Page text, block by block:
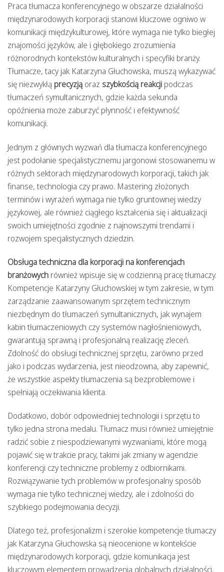
Praca tłumacza konferencyjnego w obszarze działalności
międzynarodowych korporacji stanowi kluczowe ogniwo w
komunikacji międzykulturowej, które wymaga nie tylko biegłej
znajomości języków, ale i głębokiego zrozumienia
różnorodnych kontekstów kulturalnych i specyfiki branży.
Tłumacze, tacy jak Katarzyna Głuchowska, muszą wykazywać
się niezwykłą precyzją oraz szybkością reakcji podczas
tłumaczeń symultanicznych, gdzie każda sekunda
opóźnienia może zaburzyć płynność i efektywność
komunikacji.
Jednym z głównych wyzwań dla tłumacza konferencyjnego
jest podołanie specjalistycznemu jargonowi stosowanemu w
różnych sektorach międzynarodowych korporacji, takich jak
finanse, technologia czy prawo. Mastering złożonych
terminów i wyrażeń wymaga nie tylko gruntownej wiedzy
językowej, ale również ciągłego kształcenia się i aktualizacji
swoich umiejętności zgodnie z najnowszymi trendami i
rozwojem specjalistycznych dziedzin.
Obsługa techniczna dla korporacji na konferencjach
branżowych również wpisuje się w codzienną pracę tłumaczy.
Kompetencje Katarzyny Głuchowskiej w tym zakresie, w tym
zarządzanie zaawansowanym sprzętem technicznym
niezbędnym do tłumaczeń symultanicznych, jak wynajem
kabin tłumaczeniowych czy systemów nagłośnieniowych,
gwarantują sprawną i profesjonalną realizację zleceń.
Zdolność do obsługi technicznej sprzętu, zarówno przed
jako i podczas wydarzenia, jest nieodzowna, aby zapewnić,
że wszystkie aspekty tłumaczenia są bezproblemowe i
spełniają oczekiwania klienta.
Dodatkowo, dobór odpowiedniej technologii i sprzętu to
tylko jedna strona medalu. Tłumacz musi również umiejętnie
radzić sobie z niespodziewanymi wyzwaniami, które mogą
pojawić się w trakcie pracy, takimi jak zmiany w agendzie
konferencji czy techniczne problemy z odbiornikami.
Rozwiązywanie tych problemów w profesjonalny sposób
wymaga nie tylko technicznej wiedzy, ale i zdolności do
szybkiego podejmowania decyzji.
Dlatego też, profesjonalizm i szerokie kompetencje tłumaczy
jak Katarzyna Głuchowska są nieocenione w kontekście
międzynarodowych korporacji, gdzie komunikacja jest
kluczowym elementem prowadzenia globalnych działalności.